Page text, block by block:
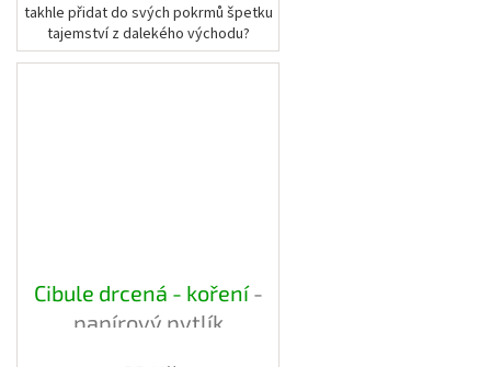
takhle přidat do svých pokrmů špetku
tajemství z dalekého východu?
Cibule drcená - koření-
papírový pytlík